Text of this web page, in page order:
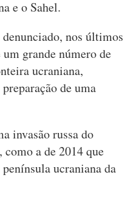
e o Sahel.
nos últimos
grande número de
ucraniana,
de uma
invasão russa do
a de 2014 que
ucraniana da